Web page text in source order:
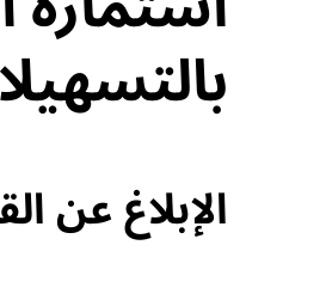
الإبلاغ عن